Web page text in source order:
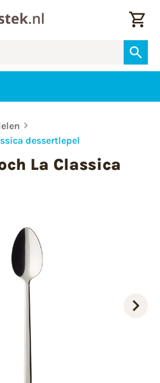
dessertlepel
La Classica